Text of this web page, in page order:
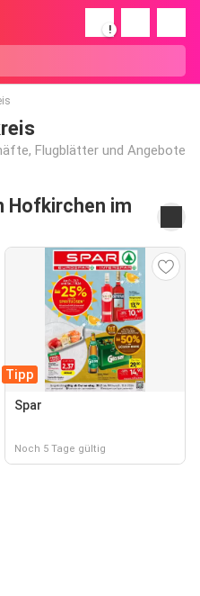
!
Flugblätter und Angebote
Hofkirchen im
Tipp
Spar
Noch 5 Tage gültig